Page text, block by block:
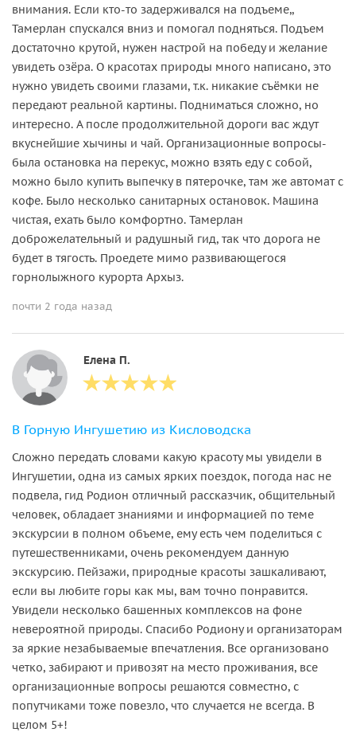
внимания. Если кто-то задерживался на подъеме,,
Тамерлан спускался вниз и помогал подняться. Подъем
достаточно крутой, нужен настрой на победу и желание
увидеть озёра. О красотах природы много написано, это
нужно увидеть своими глазами, т.к. никакие съёмки не
передают реальной картины. Подниматься сложно, но
интересно. А после продолжительной дороги вас ждут
вкуснейшие хычины и чай. Организационные вопросы-
была остановка на перекус, можно взять еду с собой,
можно было купить выпечку в пятерочке, там же автомат с
кофе. Было несколько санитарных остановок. Машина
чистая, ехать было комфортно. Тамерлан
доброжелательный и радушный гид, так что дорога не
будет в тягость. Проедете мимо развивающегося
горнолыжного курорта Архыз.
почти 2 года назад
Елена П.
В Горную Ингушетию из Кисловодска
Сложно передать словами какую красоту мы увидели в
Ингушетии, одна из самых ярких поездок, погода нас не
подвела, гид Родион отличный рассказчик, общительный
человек, обладает знаниями и информацией по теме
экскурсии в полном объеме, ему есть чем поделиться с
путешественниками, очень рекомендуем данную
экскурсию. Пейзажи, природные красоты зашкаливают,
если вы любите горы как мы, вам точно понравится.
Увидели несколько башенных комплексов на фоне
невероятной природы. Спасибо Родиону и организаторам
за яркие незабываемые впечатления. Все организовано
четко, забирают и привозят на место проживания, все
организационные вопросы решаются совместно, с
попутчиками тоже повезло, что случается не всегда. В
целом 5+!